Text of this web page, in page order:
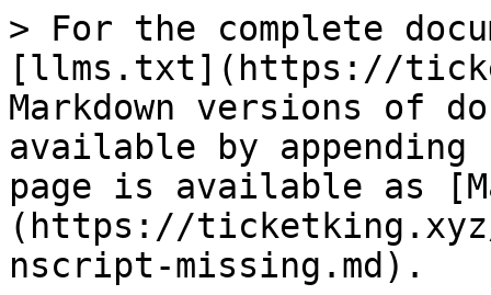
> For the complete
[llms.txt](https://
Markdown versions of
available by
page is available as
(https://ticketking.xyz/
nscript-missing.md).